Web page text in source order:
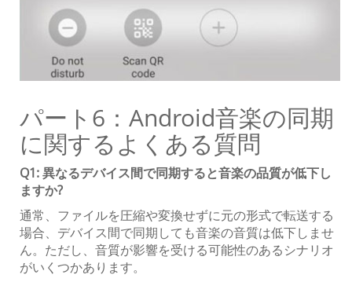
パート6：Android音楽の同期
に関するよくある質問
Q1: 異なるデバイス間で同期すると音楽の品質が低下し
ますか?
通常、ファイルを圧縮や変換せずに元の形式で転送する
場合、デバイス間で同期しても音楽の音質は低下しませ
ん。ただし、音質が影響を受ける可能性のあるシナリオ
がいくつかあります。